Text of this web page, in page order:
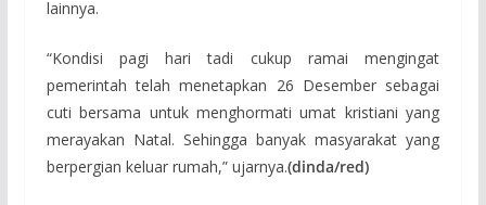
lainnya.
“Kondisi pagi hari tadi cukup ramai mengingat
pemerintah telah menetapkan 26 Desember sebagai
cuti bersama untuk menghormati umat kristiani yang
merayakan Natal. Sehingga banyak masyarakat yang
berpergian keluar rumah,” ujarnya.(dinda/red)